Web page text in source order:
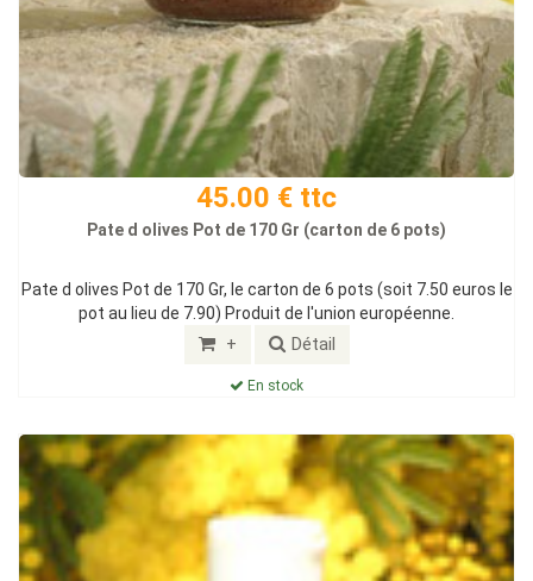
45.00 € ttc
Pate d olives Pot de 170 Gr (carton de 6 pots)
Pate d olives Pot de 170 Gr, le carton de 6 pots (soit 7.50 euros le
pot au lieu de 7.90) Produit de l'union européenne.
+ Détail
En stock